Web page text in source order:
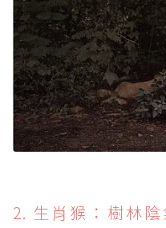
2. 生肖猴：樹林